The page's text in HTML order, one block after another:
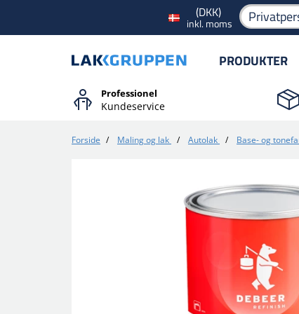
(DKK)
inkl. moms
PRODUKTER
Professionel
Kundeservice
Forside / Maling og lak / Autolak / Base- og